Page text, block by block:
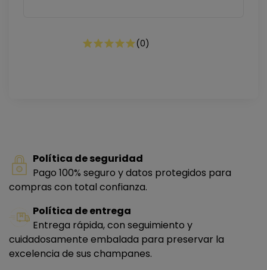
(0)
Política de seguridad
Pago 100% seguro y datos protegidos para
compras con total confianza.
Política de entrega
Entrega rápida, con seguimiento y
cuidadosamente embalada para preservar la
excelencia de sus champanes.